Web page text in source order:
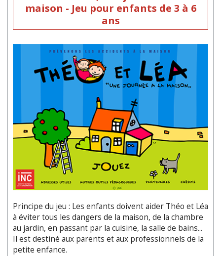
maison - Jeu pour enfants de 3 à 6
ans
Principe du jeu : Les enfants doivent aider Théo et Léa
à éviter tous les dangers de la maison, de la chambre
au jardin, en passant par la cuisine, la salle de bains...
Il est destiné aux parents et aux professionnels de la
petite enfance.